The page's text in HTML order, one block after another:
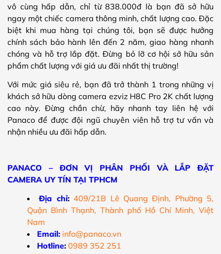
vô cùng hấp dẫn, chỉ từ 838.000đ là bạn đã sở hữu
ngay một chiếc camera thông minh, chất lượng cao. Đặc
biệt khi mua hàng tại chúng tôi, bạn sẽ được hưởng
chính sách bảo hành lên đến 2 năm, giao hàng nhanh
chóng và hỗ trợ lắp đặt. Đừng bỏ lỡ cơ hội sở hữu sản
phẩm chất lượng với giá ưu đãi nhất thị trường!
Với mức giá siêu rẻ, bạn đã trở thành 1 trong những vị
khách sở hữu dòng camera ezviz H8C Pro 2K chất lượng
cao này. Đừng chần chừ, hãy nhanh tay liên hệ với
Panaco để được đội ngũ chuyên viên hỗ trợ tư vấn và
nhận nhiều ưu đãi hấp dẫn.
PANACO – ĐƠN VỊ PHÂN PHỐI VÀ LẮP ĐẶT
CAMERA UY TÍN TẠI TPHCM
Địa chỉ: 409/21B Lê Quang Định, Phường 5,
Quận Bình Thạnh, Thành phố Hồ Chí Minh, Việt
Nam
Email: info@panaco.vn
Hotline: 0989 352 251